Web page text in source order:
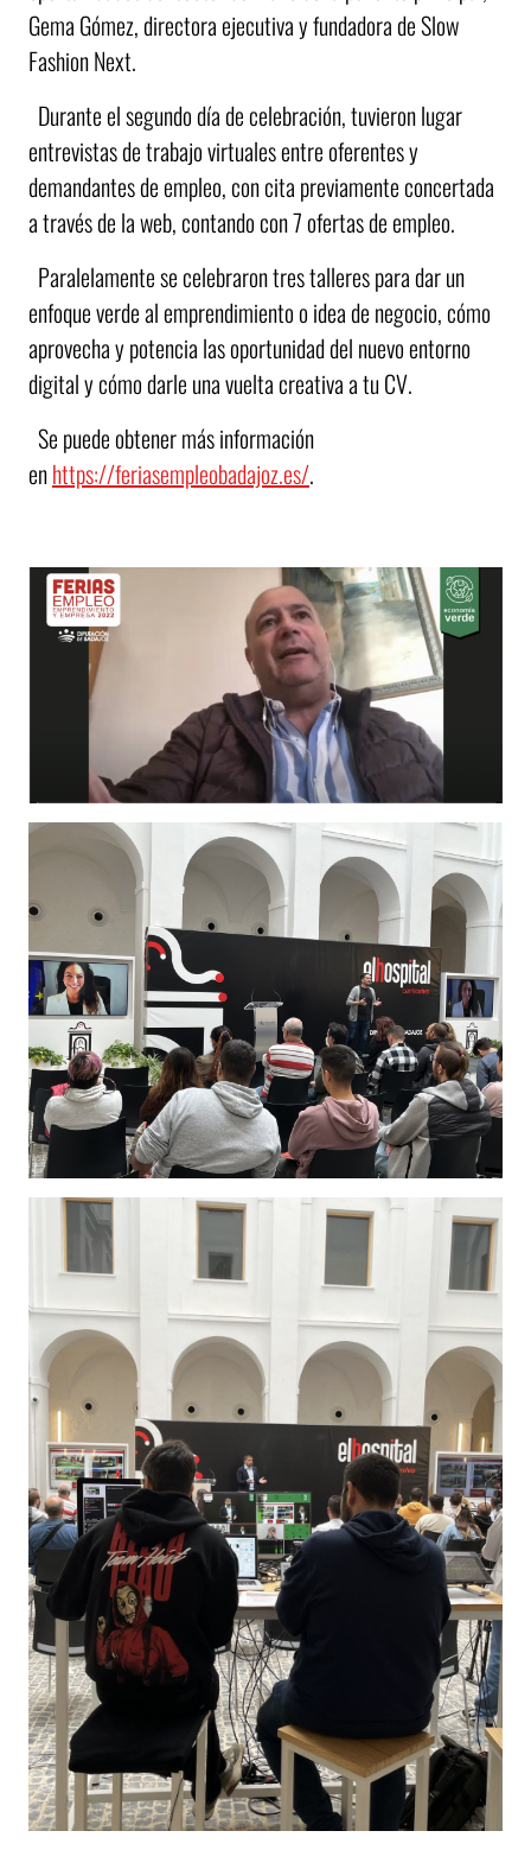
Gema Gómez, directora ejecutiva y fundadora de Slow
Fashion Next.
Durante el segundo día de celebración, tuvieron lugar
entrevistas de trabajo virtuales entre oferentes y
demandantes de empleo, con cita previamente concertada
a través de la web, contando con 7 ofertas de empleo.
Paralelamente se celebraron tres talleres para dar un
enfoque verde al emprendimiento o idea de negocio, cómo
aprovecha y potencia las oportunidad del nuevo entorno
digital y cómo darle una vuelta creativa a tu CV.
Se puede obtener más información
enhttps://feriasempleobadajoz.es/.